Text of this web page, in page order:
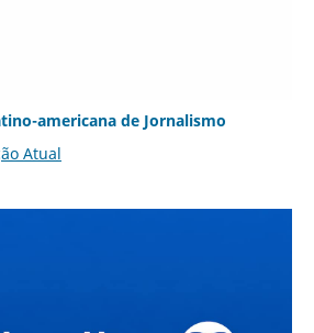
americana de Jornalismo
Atual